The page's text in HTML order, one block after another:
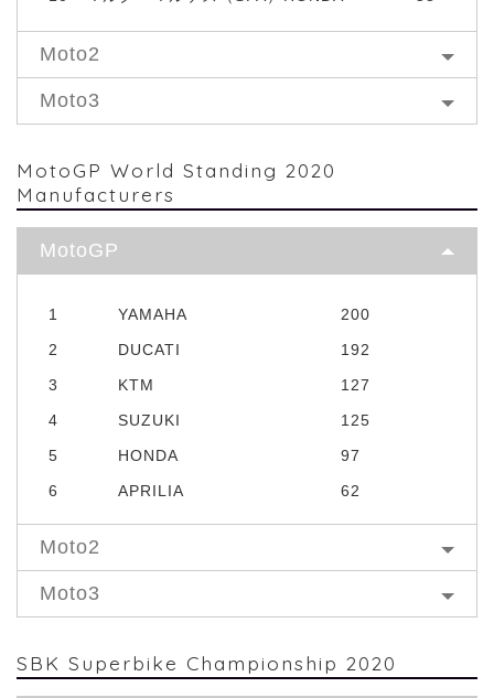
Moto2
Moto3
MotoGP World Standing 2020
Manufacturers
MotoGP
1 YAMAHA
200
2
DUCATI
192
3
KTM
127
4
SUZUKI
125
5
HONDA
97
6
APRILIA 62
Moto2
Moto3
SBK Superbike Championship 2020